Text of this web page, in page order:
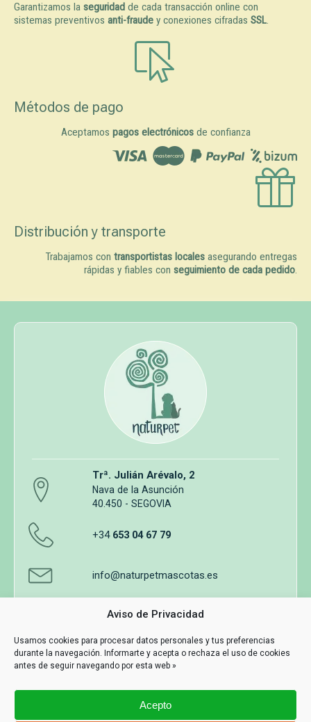
Aviso de Privacidad
Usamos cookies para procesar datos personales y tus preferencias
durante la navegación. Informarte y acepta o rechaza el uso de cookies
antes de seguir navegando por esta web »
Acepto
Garantizamos la seguridad de cada transacción online con
sistemas preventivos anti-fraude y conexiones cifradas SSL.
Métodos de pago
Aceptamos pagos electrónicosde confianza
Distribución y transporte
Trabajamos con transportistas locales asegurando entregas
rápidas y fiables con seguimiento de cada pedido.
Trª. Julián Arévalo, 2
Nava de la Asunción
40.450 - SEGOVIA
+34 653 04 67 79
info@naturpetmascotas.es
Aviso legal Política de privacidad
Términos y Condiciones de Compra
Información y contacto